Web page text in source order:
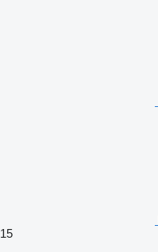
15